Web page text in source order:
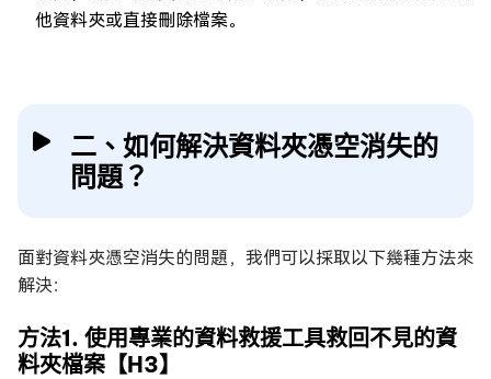
他資料夾或直接刪除檔案。
二、如何解決資料夾憑空消失的
問題？
面對資料夾憑空消失的問題，我們可以採取以下幾種方法來
解決：
方法1. 使用專業的資料救援工具救回不見的資
料夾檔案【H3】